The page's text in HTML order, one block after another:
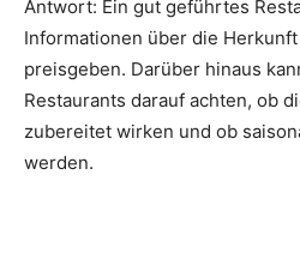
Antwort: Ein gut geführtes
Informationen über die
preisgeben. Darüber hinaus
Restaurants darauf achten, ob
zubereitet wirken und ob
werden.